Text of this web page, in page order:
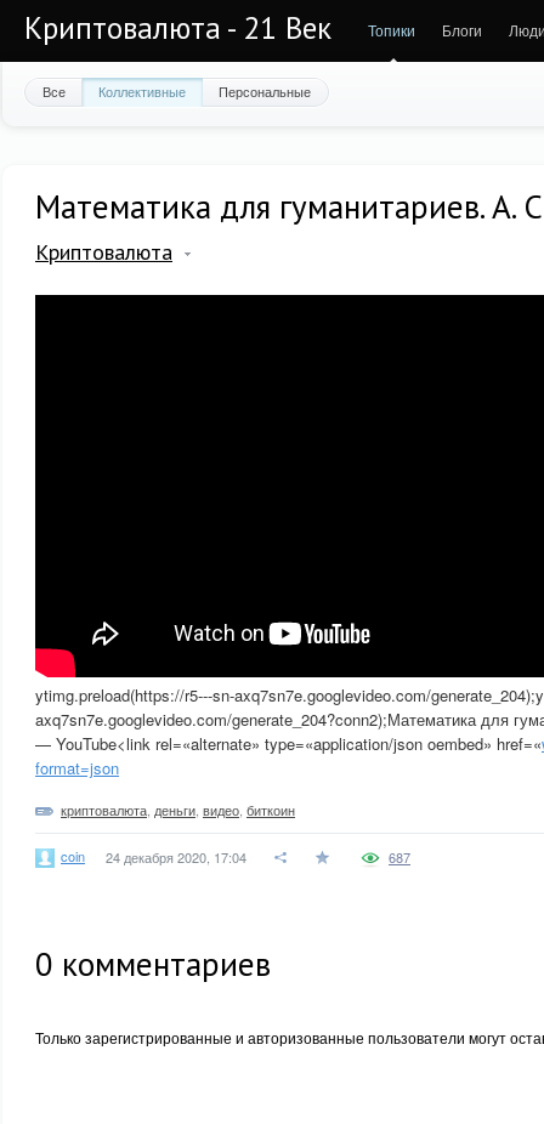
Криптовалюта - 21 Век Топики Блоги
Все Коллективные Персональные
Математика для гуманитариев. А.
Криптовалюта
ytimg.preload(https://r5---sn-axq7sn7e.googlevideo.com/
axq7sn7e.googlevideo.com/generate_204?conn2);Математика для
— YouTube<link rel=«alternate» type=«application/json oembed» href=«
format=json
криптовалюта деньги видео биткоин
coin 24 декабря 2020, 17:04 687
0 комментариев
Только зарегистрированные и авторизованные пользователи могут